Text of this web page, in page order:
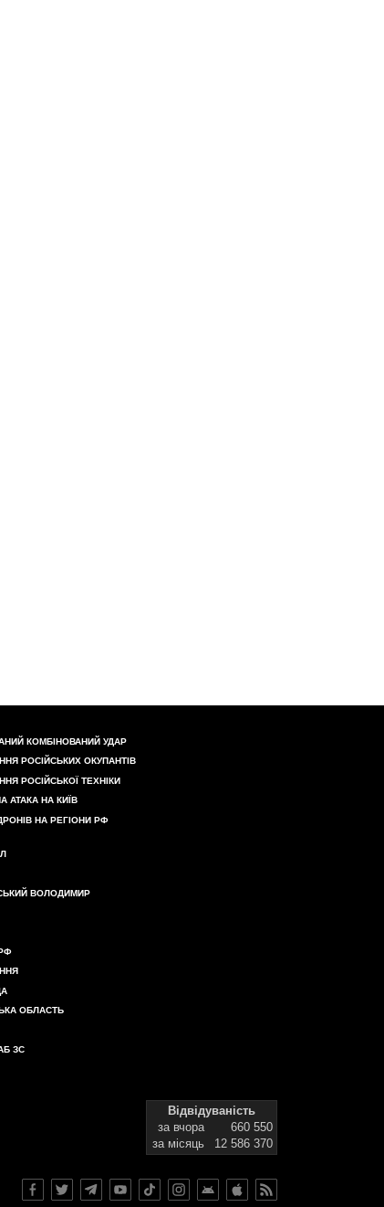
КОМБІНОВАНИЙ УДАР
РОСІЙСЬКИХ ОКУПАНТІВ
РОСІЙСЬКОЇ ТЕХНІКИ
АТАКА НА КИЇВ
НА РЕГІОНИ РФ
ВОЛОДИМИР
ОБЛАСТЬ
ЗС
Відвідуваність
за вчора
660 550
за місяць
12 586 370